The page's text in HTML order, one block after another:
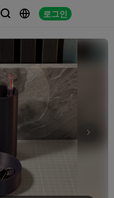
  로그인
 